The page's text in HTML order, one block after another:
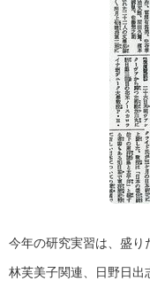
今年の研究実習は、盛り
林芙美子関連、日野日出